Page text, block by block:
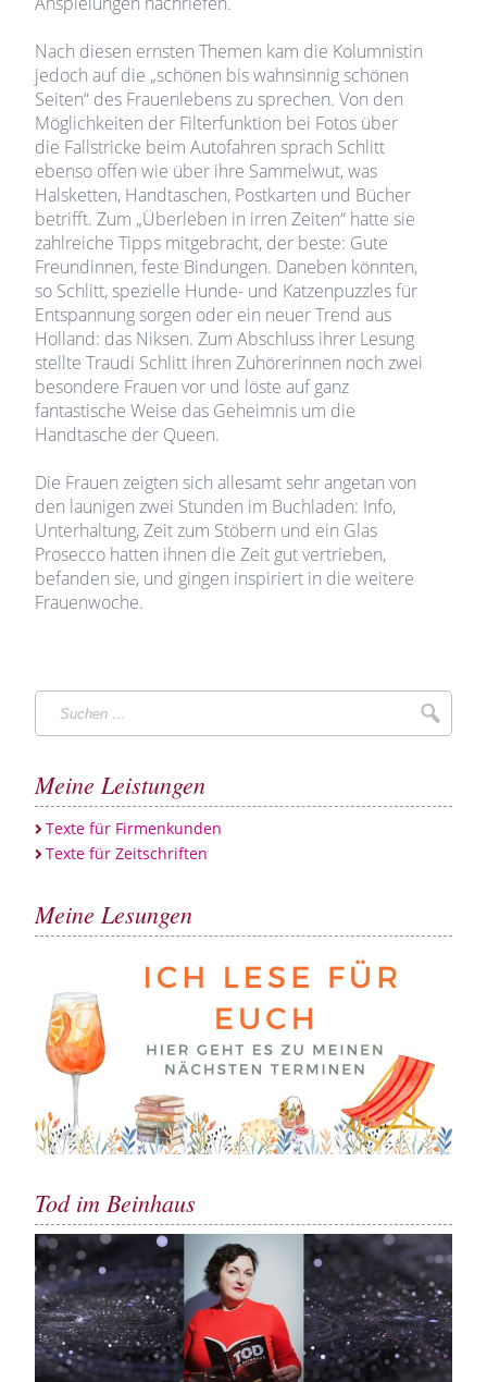
Nach diesen ernsten Themen kam die Kolumnistin
jedoch auf die „schönen bis wahnsinnig schönen
Seiten“ des Frauenlebens zu sprechen. Von den
Möglichkeiten der Filterfunktion bei Fotos über
die Fallstricke beim Autofahren sprach Schlitt
ebenso offen wie über ihre Sammelwut, was
Halsketten, Handtaschen, Postkarten und Bücher
betrifft. Zum „Überleben in irren Zeiten“ hatte sie
zahlreiche Tipps mitgebracht, der beste: Gute
Freundinnen, feste Bindungen. Daneben könnten,
so Schlitt, spezielle Hunde- und Katzenpuzzles für
Entspannung sorgen oder ein neuer Trend aus
Holland: das Niksen. Zum Abschluss ihrer Lesung
stellte Traudi Schlitt ihren Zuhörerinnen noch zwei
besondere Frauen vor und löste auf ganz
fantastische Weise das Geheimnis um die
Handtasche der Queen.
Die Frauen zeigten sich allesamt sehr angetan von
den launigen zwei Stunden im Buchladen: Info,
Unterhaltung, Zeit zum Stöbern und ein Glas
Prosecco hatten ihnen die Zeit gut vertrieben,
befanden sie, und gingen inspiriert in die weitere
Frauenwoche.
Suchen
…
Meine Leistungen
Texte für Firmenkunden
Texte für Zeitschriften
Meine Lesungen
Tod im Beinhaus